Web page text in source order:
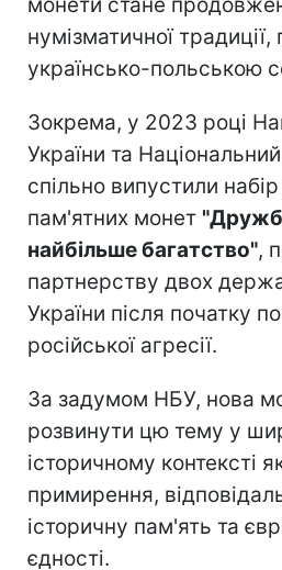
нумізматичної традиції,
українсько-польською
Зокрема, у 2023 році
України та
спільно випустили
пам'ятних монет
найбільше багатство",
партнерству двох
України після початку
російської агресії.
За задумом НБУ, нова
розвинути цю тему у
історичному контексті
примирення,
історичну пам'ять та
єдності.